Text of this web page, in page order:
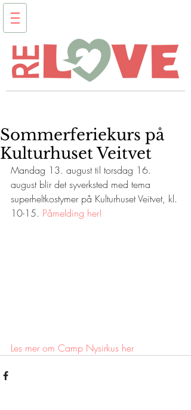
Sommerferiekurs på
Kulturhuset Veitvet
Mandag 13. august til torsdag 16.
august blir det syverksted med tema
superheltkostymer på Kulturhuset Veitvet, kl.
10-15. Påmelding her!
Les mer om Camp Nysirkus her